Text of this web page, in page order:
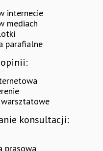
internecie
mediach
parafialne
konsultacji:
prasowa